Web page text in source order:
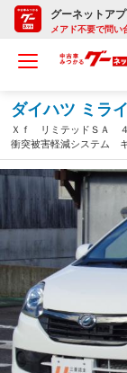
グーネットアプ
メアド不要で問い
ダイハツ ミラ
Ｘｆ リミテッドＳＡ
衝突被害軽減システム
（岐阜県）